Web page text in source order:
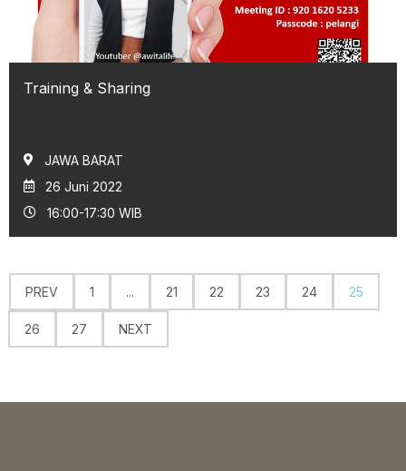
Training & Sharing
JAWA BARAT
26 Juni 2022
16:00-17:30 WIB
PREV 1 ... 21 22 23 24 25
26 27 NEXT